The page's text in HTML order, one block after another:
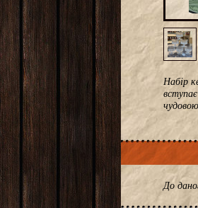
Набір
До